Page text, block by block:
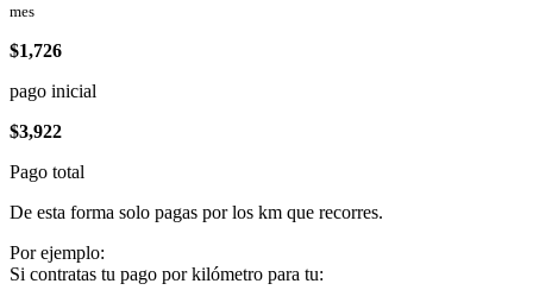
mes
$1,726
pago inicial
$3,922
Pago total
De esta forma solo pagas por los km que recorres.
Por ejemplo:
Si contratas tu pago por kilómetro para tu: